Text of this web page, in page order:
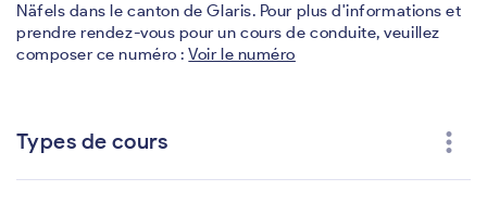
Näfels dans le canton de Glaris. Pour plus d'informations et
prendre rendez-vous pour un cours de conduite, veuillez
composer ce numéro :Voir le numéro
Types de cours more_vert